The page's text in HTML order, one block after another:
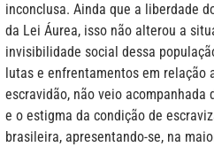
inconclusa. Ainda que a liberdade
da Lei Áurea, isso não alterou a
invisibilidade social dessa
lutas e enfrentamentos em
escravidão, não veio
e o estigma da condição de
brasileira, apresentando-se, na